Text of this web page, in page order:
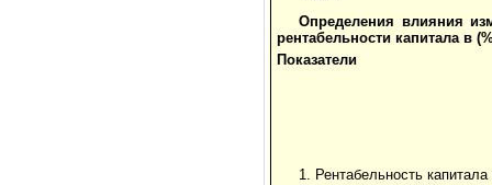
Определения влияния
рентабельности капитала в
Показатели
1. Рентабельность